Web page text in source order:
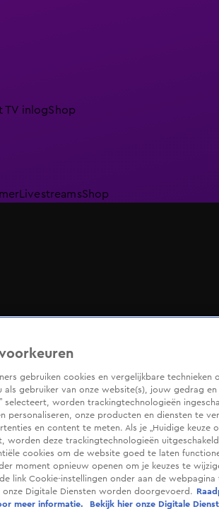
TV inlogShop
LivestreamsShop
gebruiken cookies en vergelijkbare technieken
als gebruiker van onze website(s), jouw gedrag en
selecteert, worden trackingtechnologieën
personaliseren, onze producten en diensten te
en content te meten. Als je „Huidige keuze
worden deze trackingtechnologieën
cookies om de website goed te laten
moment opnieuw openen om je keuzes te
link Cookie-instellingen onder aan de webpagina
onze Digitale Diensten worden doorgevoerd.
meer informatie.
Bekijk hier onze Digitale